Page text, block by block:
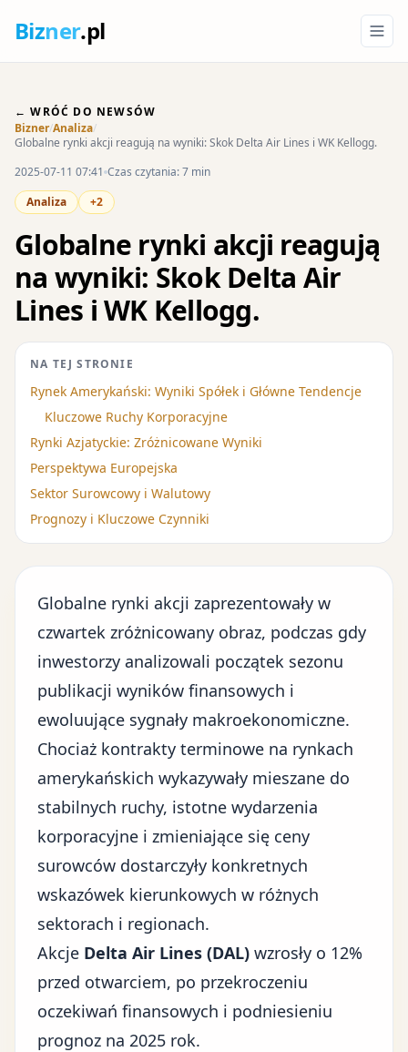
Bizner.pl
← WRÓĆ DO NEWSÓW
Bizner/Analiza/
Globalne rynki akcji reagują na wyniki: Skok Delta Air Lines i WK Kellogg.
2025-07-11 07:41 Czas czytania: 7 min
Analiza
+2
Globalne rynki akcji reagują
na wyniki: Skok Delta Air
Lines i WK Kellogg.
NA TEJ STRONIE
Rynek Amerykański: Wyniki Spółek i Główne Tendencje
Kluczowe Ruchy Korporacyjne
Rynki Azjatyckie: Zróżnicowane Wyniki
Perspektywa Europejska
Sektor Surowcowy i Walutowy
Prognozy i Kluczowe Czynniki
Globalne rynki akcji zaprezentowały w
czwartek zróżnicowany obraz, podczas gdy
inwestorzy analizowali początek sezonu
publikacji wyników finansowych i
ewoluujące sygnały makroekonomiczne.
Chociaż kontrakty terminowe na rynkach
amerykańskich wykazywały mieszane do
stabilnych ruchy, istotne wydarzenia
korporacyjne i zmieniające się ceny
surowców dostarczyły konkretnych
wskazówek kierunkowych w różnych
sektorach i regionach.
Akcje Delta Air Lines (DAL) wzrosły o 12%
przed otwarciem, po przekroczeniu
oczekiwań finansowych i podniesieniu
prognoz na 2025 rok.